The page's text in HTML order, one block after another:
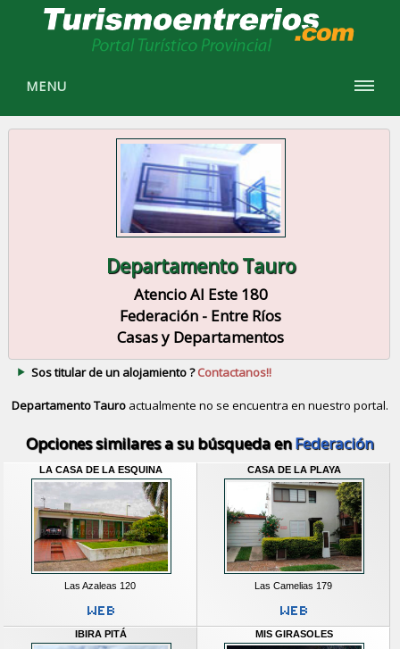
MENU
Departamento Tauro
Atencio Al Este 180
Federación - Entre Ríos
Casas y Departamentos
Sos titular de un alojamiento ?Contactanos!!
Departamento Tauroactualmente no se encuentra en nuestro portal.
Opciones similares a su búsqueda enFederación
LA CASA DE LA ESQUINA
Las Azaleas 120
CASA DE LA PLAYA
Las Camelias 179
IBIRA PITÁ MIS GIRASOLES